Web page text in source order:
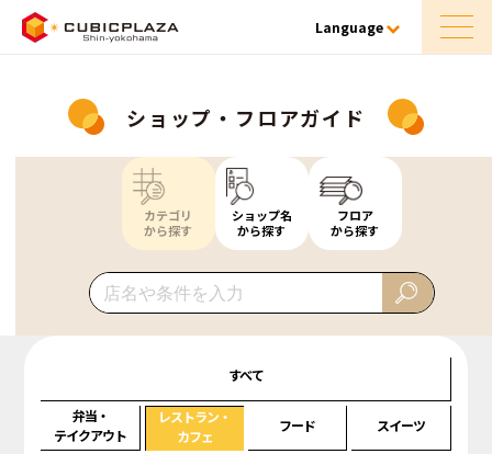
Language
ショップ・フロアガイド
カテゴリ
から探す
ショップ名
から探す
フロア
から探す
すべて
弁当・
テイクアウト
レストラン・
カフェ
フード スイーツ